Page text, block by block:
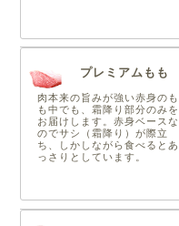
プレミアムもも
肉本来の旨みが強い赤身のも
も中でも、霜降り部分のみを
お届けします。赤身ベースな
のでサシ（霜降り）が際立
ち、しかしながら食べるとあ
っさりとしています。